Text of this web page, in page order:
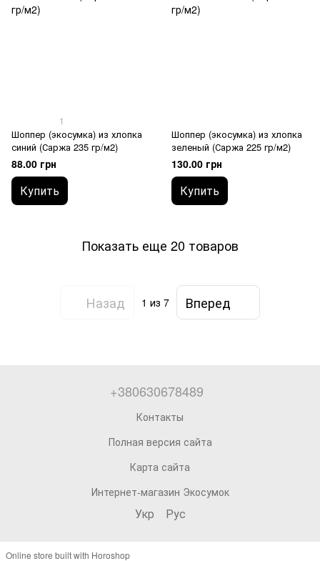
1
Шоппер (экосумка) из хлопка
синий (Саржа 235 гр/м2)
88.00 грн
Купить
Шоппер (экосумка) из хлопка
зеленый (Саржа 225 гр/м2)
130.00 грн
Купить
Показать еще 20 товаров
Назад 1 из 7 Вперед
+380630678489
Контакты
Полная версия сайта
Карта сайта
Интернет-магазин Экосумок
Укр Рус
Online store built with Horoshop